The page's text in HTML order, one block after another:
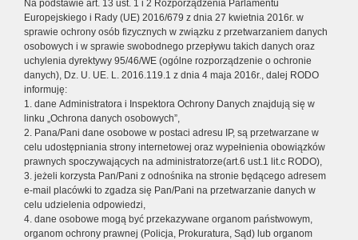
Na podstawie art. 13 ust. 1 i 2 Rozporządzenia Parlamentu
Europejskiego i Rady (UE) 2016/679 z dnia 27 kwietnia 2016r. w
sprawie ochrony osób fizycznych w związku z przetwarzaniem danych
osobowych i w sprawie swobodnego przepływu takich danych oraz
uchylenia dyrektywy 95/46/WE (ogólne rozporządzenie o ochronie
danych), Dz. U. UE. L. 2016.119.1 z dnia 4 maja 2016r., dalej RODO
informuję:
1. dane Administratora i Inspektora Ochrony Danych znajdują się w
linku „Ochrona danych osobowych”,
2. Pana/Pani dane osobowe w postaci adresu IP, są przetwarzane w
celu udostępniania strony internetowej oraz wypełnienia obowiązków
prawnych spoczywających na administratorze(art.6 ust.1 lit.c RODO),
3. jeżeli korzysta Pan/Pani z odnośnika na stronie będącego adresem
e-mail placówki to zgadza się Pan/Pani na przetwarzanie danych w
celu udzielenia odpowiedzi,
4. dane osobowe mogą być przekazywane organom państwowym,
organom ochrony prawnej (Policja, Prokuratura, Sąd) lub organom